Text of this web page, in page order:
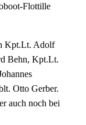
Flottille
Kpt.Lt. Adolf
Behn, Kpt.Lt.
Otto Gerber.
auch noch bei